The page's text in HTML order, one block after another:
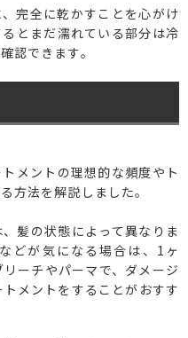
完全に乾かすことを心がけ
とまだ濡れている部分は冷
認できます。
メントの理想的な頻度やト
方法を解説しました。
髪の状態によって異なりま
どが気になる場合は、1ヶ
ーチやパーマで、ダメージ
メントをすることがおすす